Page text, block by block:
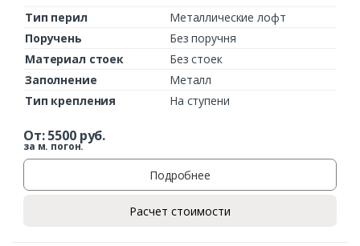
Тип перил
Металлические лофт
Поручень
Без поручня
Материал стоек
Без стоек
Заполнение
Металл
Тип крепления
На ступени
От:5500руб.
за м. погон.
Подробнее
Расчет стоимости